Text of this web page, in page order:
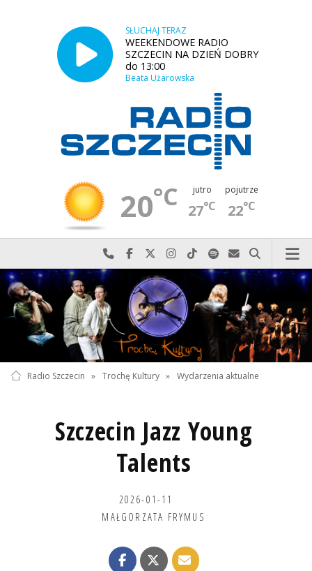
SŁUCHAJ TERAZ
WEEKENDOWE RADIO
SZCZECIN NA DZIEŃ DOBRY
do 13:00
Beata Użarowska
20°C jutro
27°C
pojutrze
22°C
Najlepiej po prostu do nas zadzwoń
Odwiedź nas na Facebook-u
Odwiedź nas na X
Odwiedź nas na Instagram-ie
Odwiedź nas na TikTok-u
Szukaj nas na Spotify
Wyślij do nas
Szukaj
Radio Szczecin » Trochę Kultury » Wydarzenia aktualne
Szczecin Jazz Young
Talents
2026-01-11
MAŁGORZATA FRYMUS